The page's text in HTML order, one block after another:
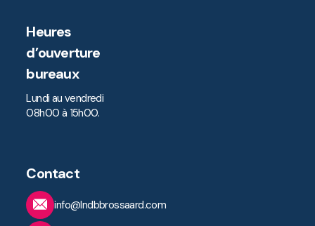
Heures
d’ouverture
bureaux
Lundi au vendredi
08h00 à 15h00.
Contact
info@lndbbrossaard.com